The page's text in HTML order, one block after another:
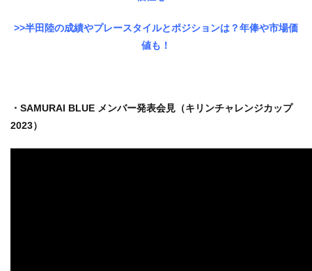
>>半田陸の成績やプレースタイルとポジションは？年俸や市場価
値も！
・SAMURAI BLUE メンバー発表会見（キリンチャレンジカップ
2023）